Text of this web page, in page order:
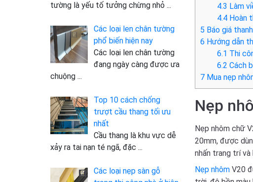
tường là yếu tố tưởng chừng nhỏ ...
Các loại len chân tường
phổ biến hiện nay
Các loại len chân tường
đang ngày càng được ưa
chuộng ...
Top 10 cách chống
trượt cầu thang tối ưu
nhất
Cầu thang là khu vực dễ
xảy ra tai nạn té ngã, đặc ...
Các loại nẹp sàn gỗ
4.3 Làm
4.4Hoàn
5 Báo giá
6 Hướng dẫn
6.1 Thi
6.2 Cách
7Mua nẹp
Nẹp
Nẹp nhôm chữ
20mm, được
nhấn trang trí và
Nẹp nhômV20